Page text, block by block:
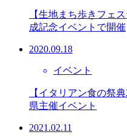
【生地まち歩きフェ
成記念イベントで開催
2020.09.18
イベント
【イタリアン食の祭
県主催イベント
2021.02.11